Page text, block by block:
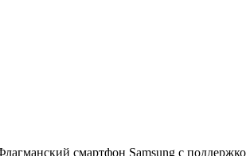
смартфон Samsung с